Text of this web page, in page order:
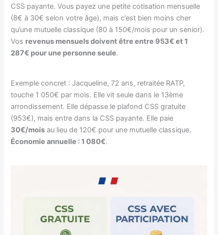
CSS payante. Vous payez une petite cotisation mensuelle
(8€ à 30€ selon votre âge), mais c’est bien moins cher
qu’une mutuelle classique (80 à 150€/mois pour un senior).
Vos revenus mensuels doivent être entre 953€ et 1
287€ pour une personne seule.
Exemple concret : Jacqueline, 72 ans, retraitée RATP,
touche 1 050€ par mois. Elle vit seule dans le 13ème
arrondissement. Elle dépasse le plafond CSS gratuite
(953€), mais entre dans la CSS payante. Elle paie
30€/mois au lieu de 120€ pour une mutuelle classique.
Économie annuelle : 1 080€.